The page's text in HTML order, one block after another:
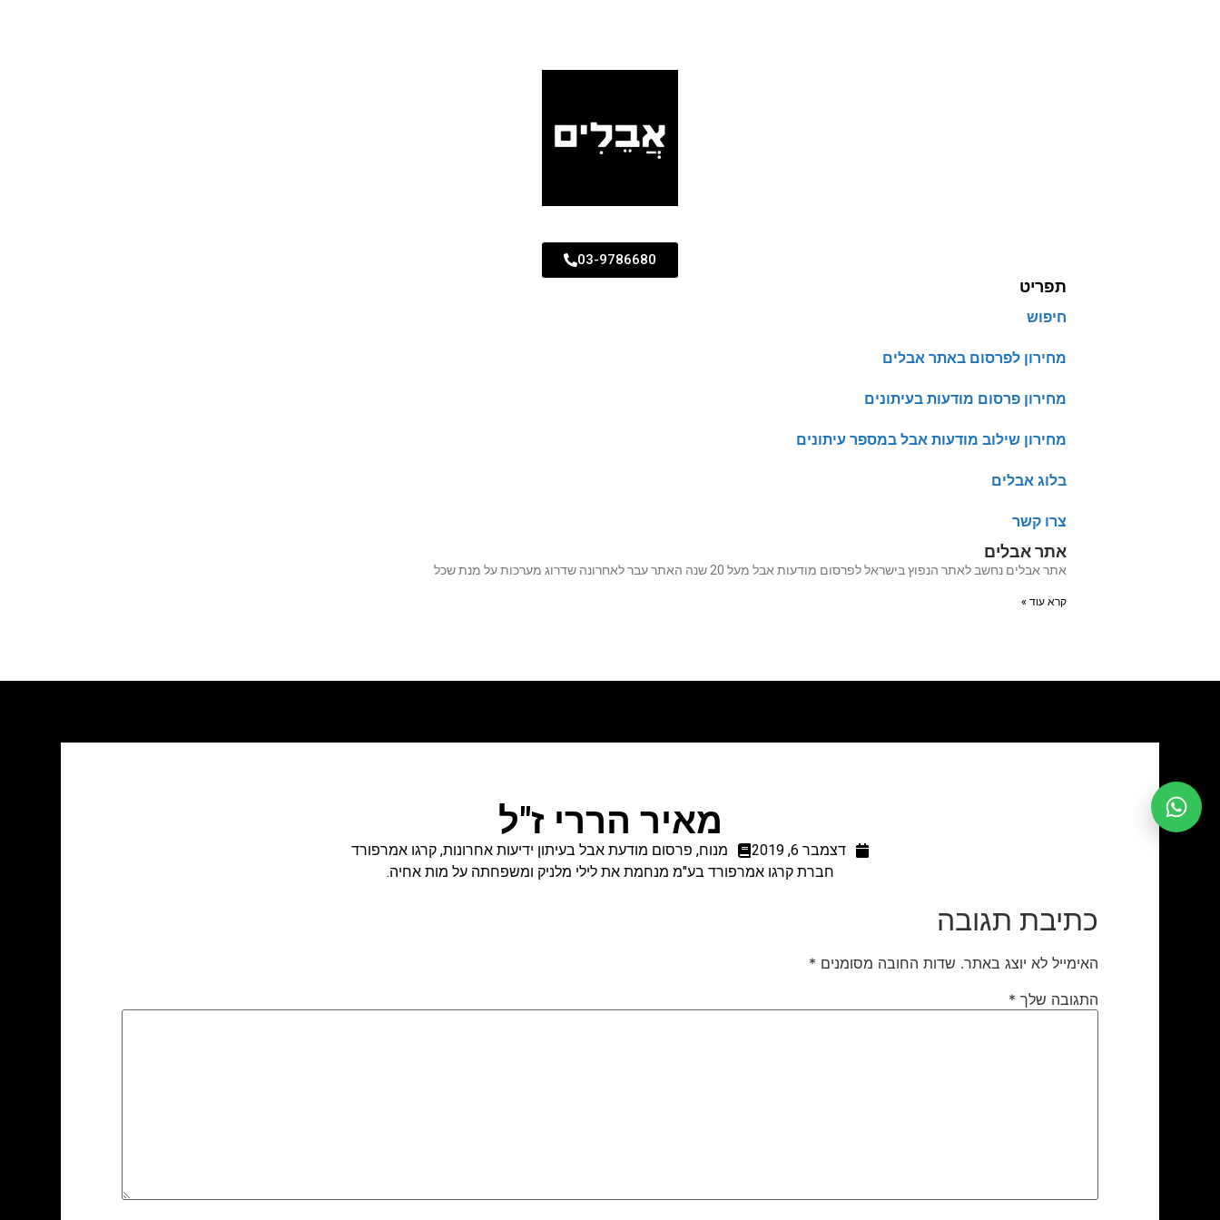
03-9786680
תפריט
חיפוש
מחירון לפרסום באתר אבלים
מחירון פרסום מודעות בעיתונים
מחירון שילוב מודעות אבל במספר עיתונים
בלוג אבלים
צרו קשר
אתר אבלים
אתר אבלים נחשב לאתר הנפוץ בישראל לפרסום מודעות אבל מעל 20 שנה האתר עבר לאחרונה שדרוג מערכות על מנת שכל
קרא עוד »
מאיר הררי ז"ל
דצמבר 6, 2019 מנוח, פרסום מודעת אבל בעיתון ידיעות אחרונות,קרגו אמרפורד
חברת קרגו אמרפורד בע"מ מנחמת את לילי מלניק ומשפחתה על מות אחיה.
כתיבת תגובה
האימייל לא יוצג באתר. שדות החובה מסומנים *
התגובה שלך *